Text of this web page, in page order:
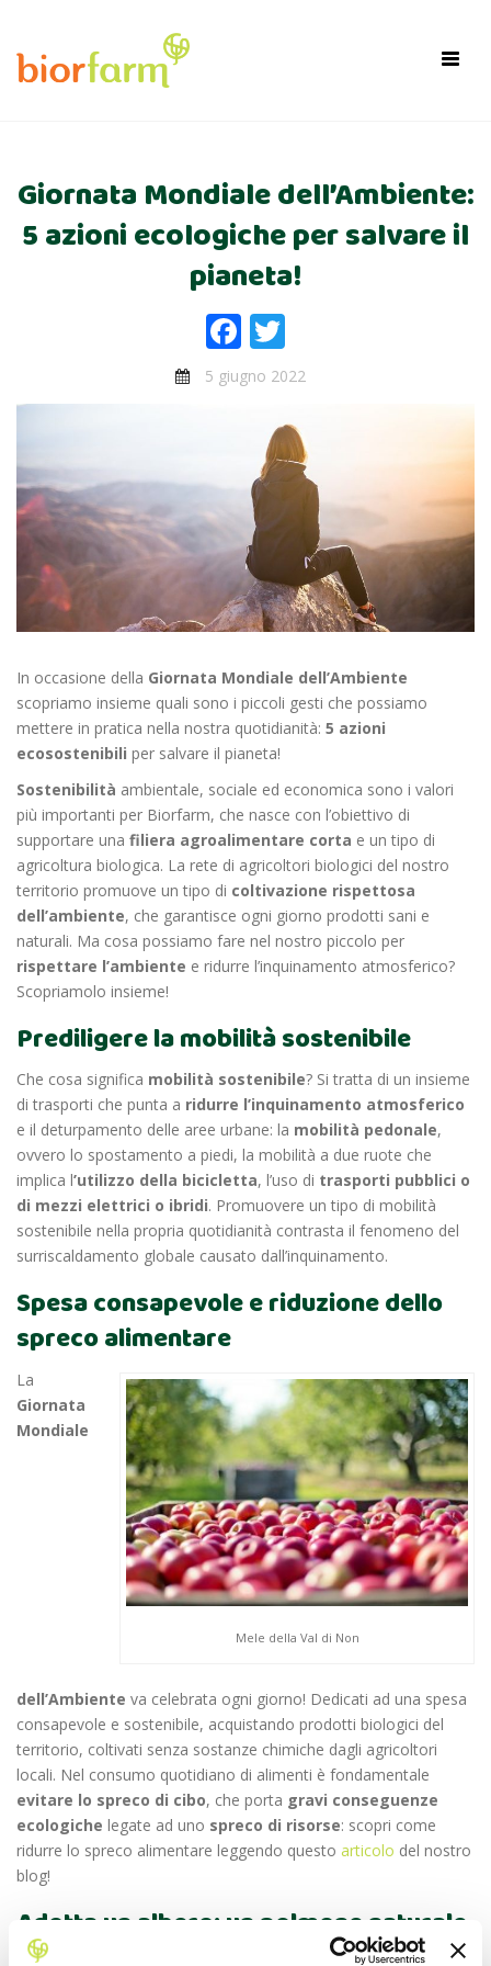
Giornata Mondiale dell’Ambiente:
5 azioni ecologiche per salvare il
pianeta!
Facebook
5 giugno 2022
In occasione della Giornata Mondiale dell’Ambiente
scopriamo insieme quali sono i piccoli gesti che possiamo
mettere in pratica nella nostra quotidianità: 5 azioni
ecosostenibili per salvare il pianeta!
Sostenibilità ambientale, sociale ed economica sono i valori
più importanti per Biorfarm, che nasce con l’obiettivo di
supportare una filiera agroalimentare corta e un tipo di
agricoltura biologica. La rete di agricoltori biologici del nostro
territorio promuove un tipo di coltivazione rispettosa
dell’ambiente, che garantisce ogni giorno prodotti sani e
naturali. Ma cosa possiamo fare nel nostro piccolo per
rispettare l’ambiente e ridurre l’inquinamento atmosferico?
Scopriamolo insieme!
Prediligere la mobilità sostenibile
Che cosa significa mobilità sostenibile? Si tratta di un insieme
di trasporti che punta a ridurre l’inquinamento atmosferico
e il deturpamento delle aree urbane: la mobilità pedonale,
ovvero lo spostamento a piedi, la mobilità a due ruote che
implica l’utilizzo della bicicletta, l’uso di trasporti pubblici o
di mezzi elettrici o ibridi. Promuovere un tipo di mobilità
sostenibile nella propria quotidianità contrasta il fenomeno del
surriscaldamento globale causato dall’inquinamento.
Spesa consapevole e riduzione dello
spreco alimentare
Mele della Val di Non
La
Giornata
Mondiale
dell’Ambiente va celebrata ogni giorno! Dedicati ad una spesa
consapevole e sostenibile, acquistando prodotti biologici del
territorio, coltivati senza sostanze chimiche dagli agricoltori
locali. Nel consumo quotidiano di alimenti è fondamentale
evitare lo spreco di cibo, che porta gravi conseguenze
ecologiche legate ad uno spreco di risorse: scopri come
ridurre lo spreco alimentare leggendo questo articolo del nostro
blog!
Adotta un albero: un polmone naturale